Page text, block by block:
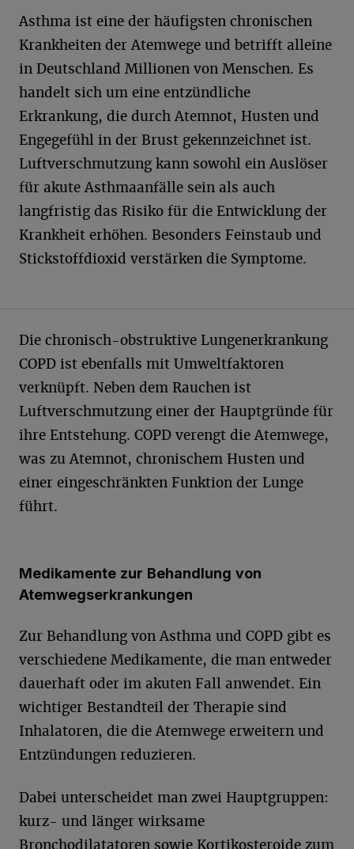
Asthma ist eine der häufigsten chronischen
Krankheiten der Atemwege und betrifft alleine
in Deutschland Millionen von Menschen. Es
handelt sich um eine entzündliche
Erkrankung, die durch Atemnot, Husten und
Engegefühl in der Brust gekennzeichnet ist.
Luftverschmutzung kann sowohl ein Auslöser
für akute Asthmaanfälle sein als auch
langfristig das Risiko für die Entwicklung der
Krankheit erhöhen. Besonders Feinstaub und
Stickstoffdioxid verstärken die Symptome.
Die chronisch-obstruktive Lungenerkrankung
COPD ist ebenfalls mit Umweltfaktoren
verknüpft. Neben dem Rauchen ist
Luftverschmutzung einer der Hauptgründe für
ihre Entstehung. COPD verengt die Atemwege,
was zu Atemnot, chronischem Husten und
einer eingeschränkten Funktion der Lunge
führt.
Medikamente zur Behandlung von
Atemwegserkrankungen
Zur Behandlung von Asthma und COPD gibt es
verschiedene Medikamente, die man entweder
dauerhaft oder im akuten Fall anwendet. Ein
wichtiger Bestandteil der Therapie sind
Inhalatoren, die die Atemwege erweitern und
Entzündungen reduzieren.
Dabei unterscheidet man zwei Hauptgruppen:
kurz- und länger wirksame
Bronchodilatatoren sowie Kortikosteroide zum